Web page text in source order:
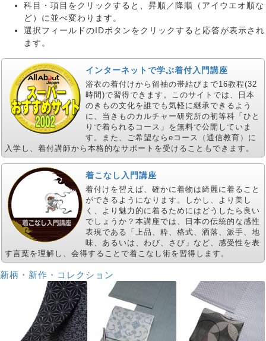
科目・項目をクリックすると、昇順／降順（アイウエオ順な
ど）に並べ変わります。
選択フィールドのIDボタンをクリックすると応答が表示され
ます。
インターネットで学ぶ着付入門講座
浴衣の着付けから留袖の帯結びまで16教程(32
時間)で習得できます。このサイトでは、日本
のきもの文化を誰でも気軽に継承できるよう
に、当きものカルチャー研究所の初等科「ひと
りで着られるコース」を無料で公開していま
す。また、ご希望ならeコース（通信教育）に
入学し、着付講師から本格的なサポートを受けることもできます。
着こなし入門講座
着付けを習えば、確かに着物は綺麗に着ること
ができるようになります。しかし、より美し
く、より魅力的に着るためにはどうしたら良い
でしょうか？本講座では、日本の伝統的な感性
表現である「上品、粋、格式、洒落、派手、地
味、あるいは、わび、さび」など、感受性を表
す言葉を理解し、会得することで着こなし術を習得します。
新柄・新作・コレクション